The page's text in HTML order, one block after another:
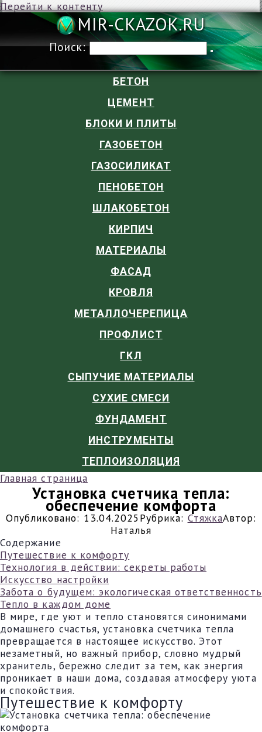
Перейти к контенту
MIR-
Поиск:
БЕТОН
ЦЕМЕНТ
БЛОКИ И ПЛИТЫ
ГАЗОБЕТОН
ГАЗОСИЛИКАТ
ПЕНОБЕТОН
ШЛАКОБЕТОН
КИРПИЧ
МАТЕРИАЛЫ
ФАСАД
КРОВЛЯ
МЕТАЛЛОЧЕРЕПИЦА
ПРОФЛИСТ
ГКЛ
СЫПУЧИЕ МАТЕРИАЛЫ
СУХИЕ СМЕСИ
ФУНДАМЕНТ
ИНСТРУМЕНТЫ
ТЕПЛОИЗОЛЯЦИЯ
Главная страница
Установка счетчика тепла:
обеспечение комфорта
Опубликовано: 13.04.2025 Рубрика: СтяжкаАвтор:
Наталья
Содержание
Путешествие к комфорту
Технология в действии: секреты работы
Искусство настройки
Забота о будущем: экологическая ответственность
Тепло в каждом доме
В мире, где уют и тепло становятся синонимами
домашнего счастья, установка счетчика тепла
превращается в настоящее искусство. Этот
незаметный, но важный прибор, словно мудрый
хранитель, бережно следит за тем, как энергия
проникает в наши дома, создавая атмосферу уюта
и спокойствия.
Путешествие к комфорту